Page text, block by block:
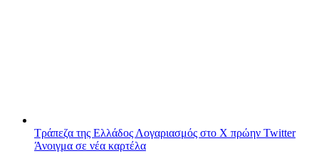
Τράπεζα της Ελλάδος Λογαριασμός στο X πρώην Twitter
Άνοιγμα σε νέα καρτέλα